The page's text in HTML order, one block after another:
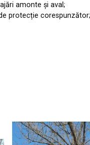
amonte și aval;
protecție corespunzător;